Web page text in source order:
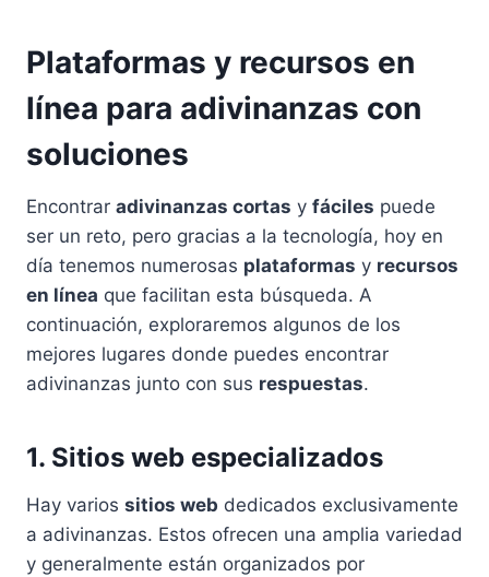
Plataformas y recursos en
línea para adivinanzas con
soluciones
Encontrar adivinanzas cortas y fáciles puede
ser un reto, pero gracias a la tecnología, hoy en
día tenemos numerosas plataformas y recursos
en línea que facilitan esta búsqueda. A
continuación, exploraremos algunos de los
mejores lugares donde puedes encontrar
adivinanzas junto con sus respuestas.
1. Sitios web especializados
Hay varios sitios web dedicados exclusivamente
a adivinanzas. Estos ofrecen una amplia variedad
y generalmente están organizados por